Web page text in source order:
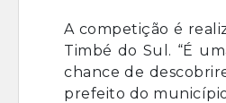
A competição é
Timbé do Sul. “É
chance de
prefeito do